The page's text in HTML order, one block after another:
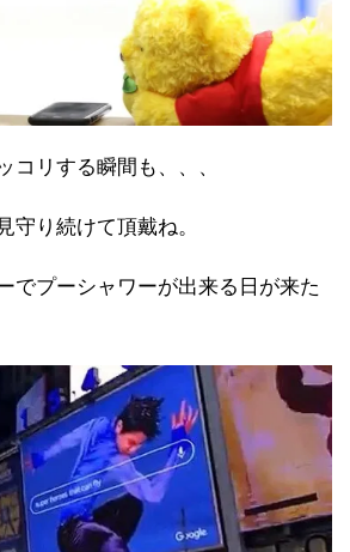
コリする瞬間も、、、
守り続けて頂戴ね。
でプーシャワーが出来る日が来た